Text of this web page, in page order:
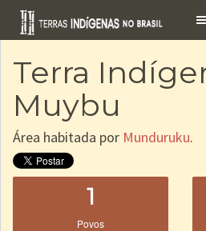
Terra
Muybu
Área habitada por Munduruku.
1
Povos